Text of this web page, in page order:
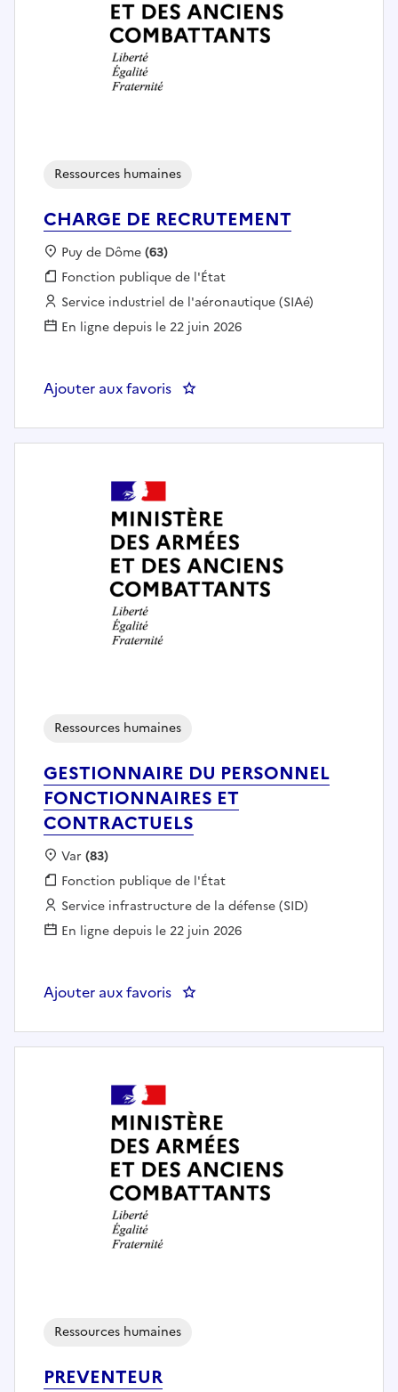
CHARGE DE RECRUTEMENT
Ressources humaines
Localisation :
Puy de Dôme(63)
Fonction publique :
Fonction publique de l'État
Employeur :
Service industriel de l'aéronautique (SIAé)
En ligne depuis le 22 juin 2026
Ajouter aux favoris : CHARGE DE RECRUTEMENT
GESTIONNAIRE DU PERSONNEL
FONCTIONNAIRES ET
CONTRACTUELS
Ressources humaines
Localisation :
Var (83)
Fonction publique :
Fonction publique de l'État
Employeur :
Service infrastructure de la défense (SID)
En ligne depuis le 22 juin 2026
Ajouter aux favoris : GESTIONNAIRE DU
PREVENTEUR
Ressources humaines